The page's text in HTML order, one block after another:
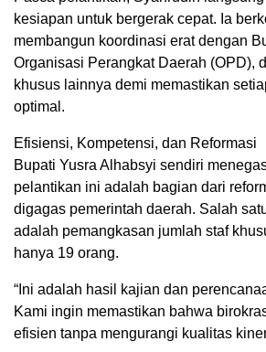
kesiapan untuk bergerak cepat. Ia
membangun koordinasi erat dengan
Organisasi Perangkat Daerah (OPD),
khusus lainnya demi memastikan
optimal.
Efisiensi, Kompetensi, dan Reformasi
Bupati Yusra Alhabsyi sendiri
pelantikan ini adalah bagian dari
digagas pemerintah daerah. Salah
adalah pemangkasan jumlah staf
hanya 19 orang.
“Ini adalah hasil kajian dan
Kami ingin memastikan bahwa
efisien tanpa mengurangi kualitas